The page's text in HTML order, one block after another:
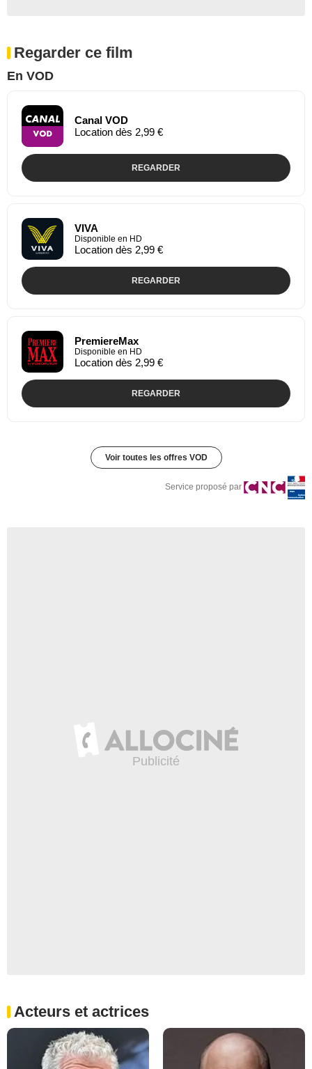
Regarder ce film
En VOD
Canal VOD
Location dès 2,99 €
REGARDER
VIVA
Disponible en HD
Location dès 2,99 €
REGARDER
PremiereMax
Disponible en HD
Location dès 2,99 €
REGARDER
Voir toutes les offres VOD
Service proposé par
Acteurs et actrices